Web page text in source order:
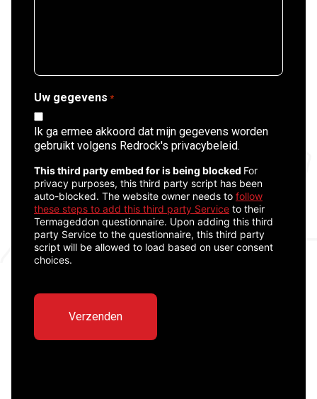
Uw gegevens *
Ik ga ermee akkoord dat mijn gegevens worden
gebruikt volgens Redrock's privacybeleid.
CAPTCHA
This third party embed for is being blocked For
privacy purposes, this third party script has been
auto-blocked. The website owner needs to follow
these steps to add this third party Service to their
Termageddon questionnaire. Upon adding this third
party Service to the questionnaire, this third party
script will be allowed to load based on user consent
choices.